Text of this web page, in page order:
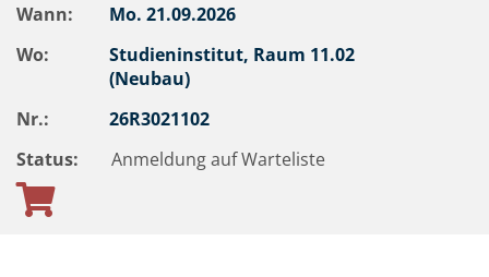
Wann:
Mo. 21.09.2026
Wo:
Studieninstitut, Raum 11.02
(Neubau)
Nr.:
26R3021102
Status:
Anmeldung auf Warteliste